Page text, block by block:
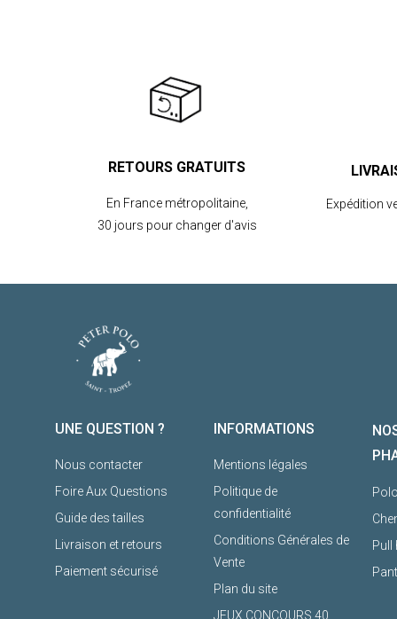
RETOURS GRATUITS
En France métropolitaine,
30 jours pour changer d'avis
Expédition
UNE QUESTION ?
Nous contacter
Foire Aux Questions
Guide des tailles
Livraison et retours
Paiement sécurisé
INFORMATIONS
Mentions légales
Politique de
confidentialité
Conditions Générales de
Vente
Plan du site
JEUX CONCOURS 40
Pull